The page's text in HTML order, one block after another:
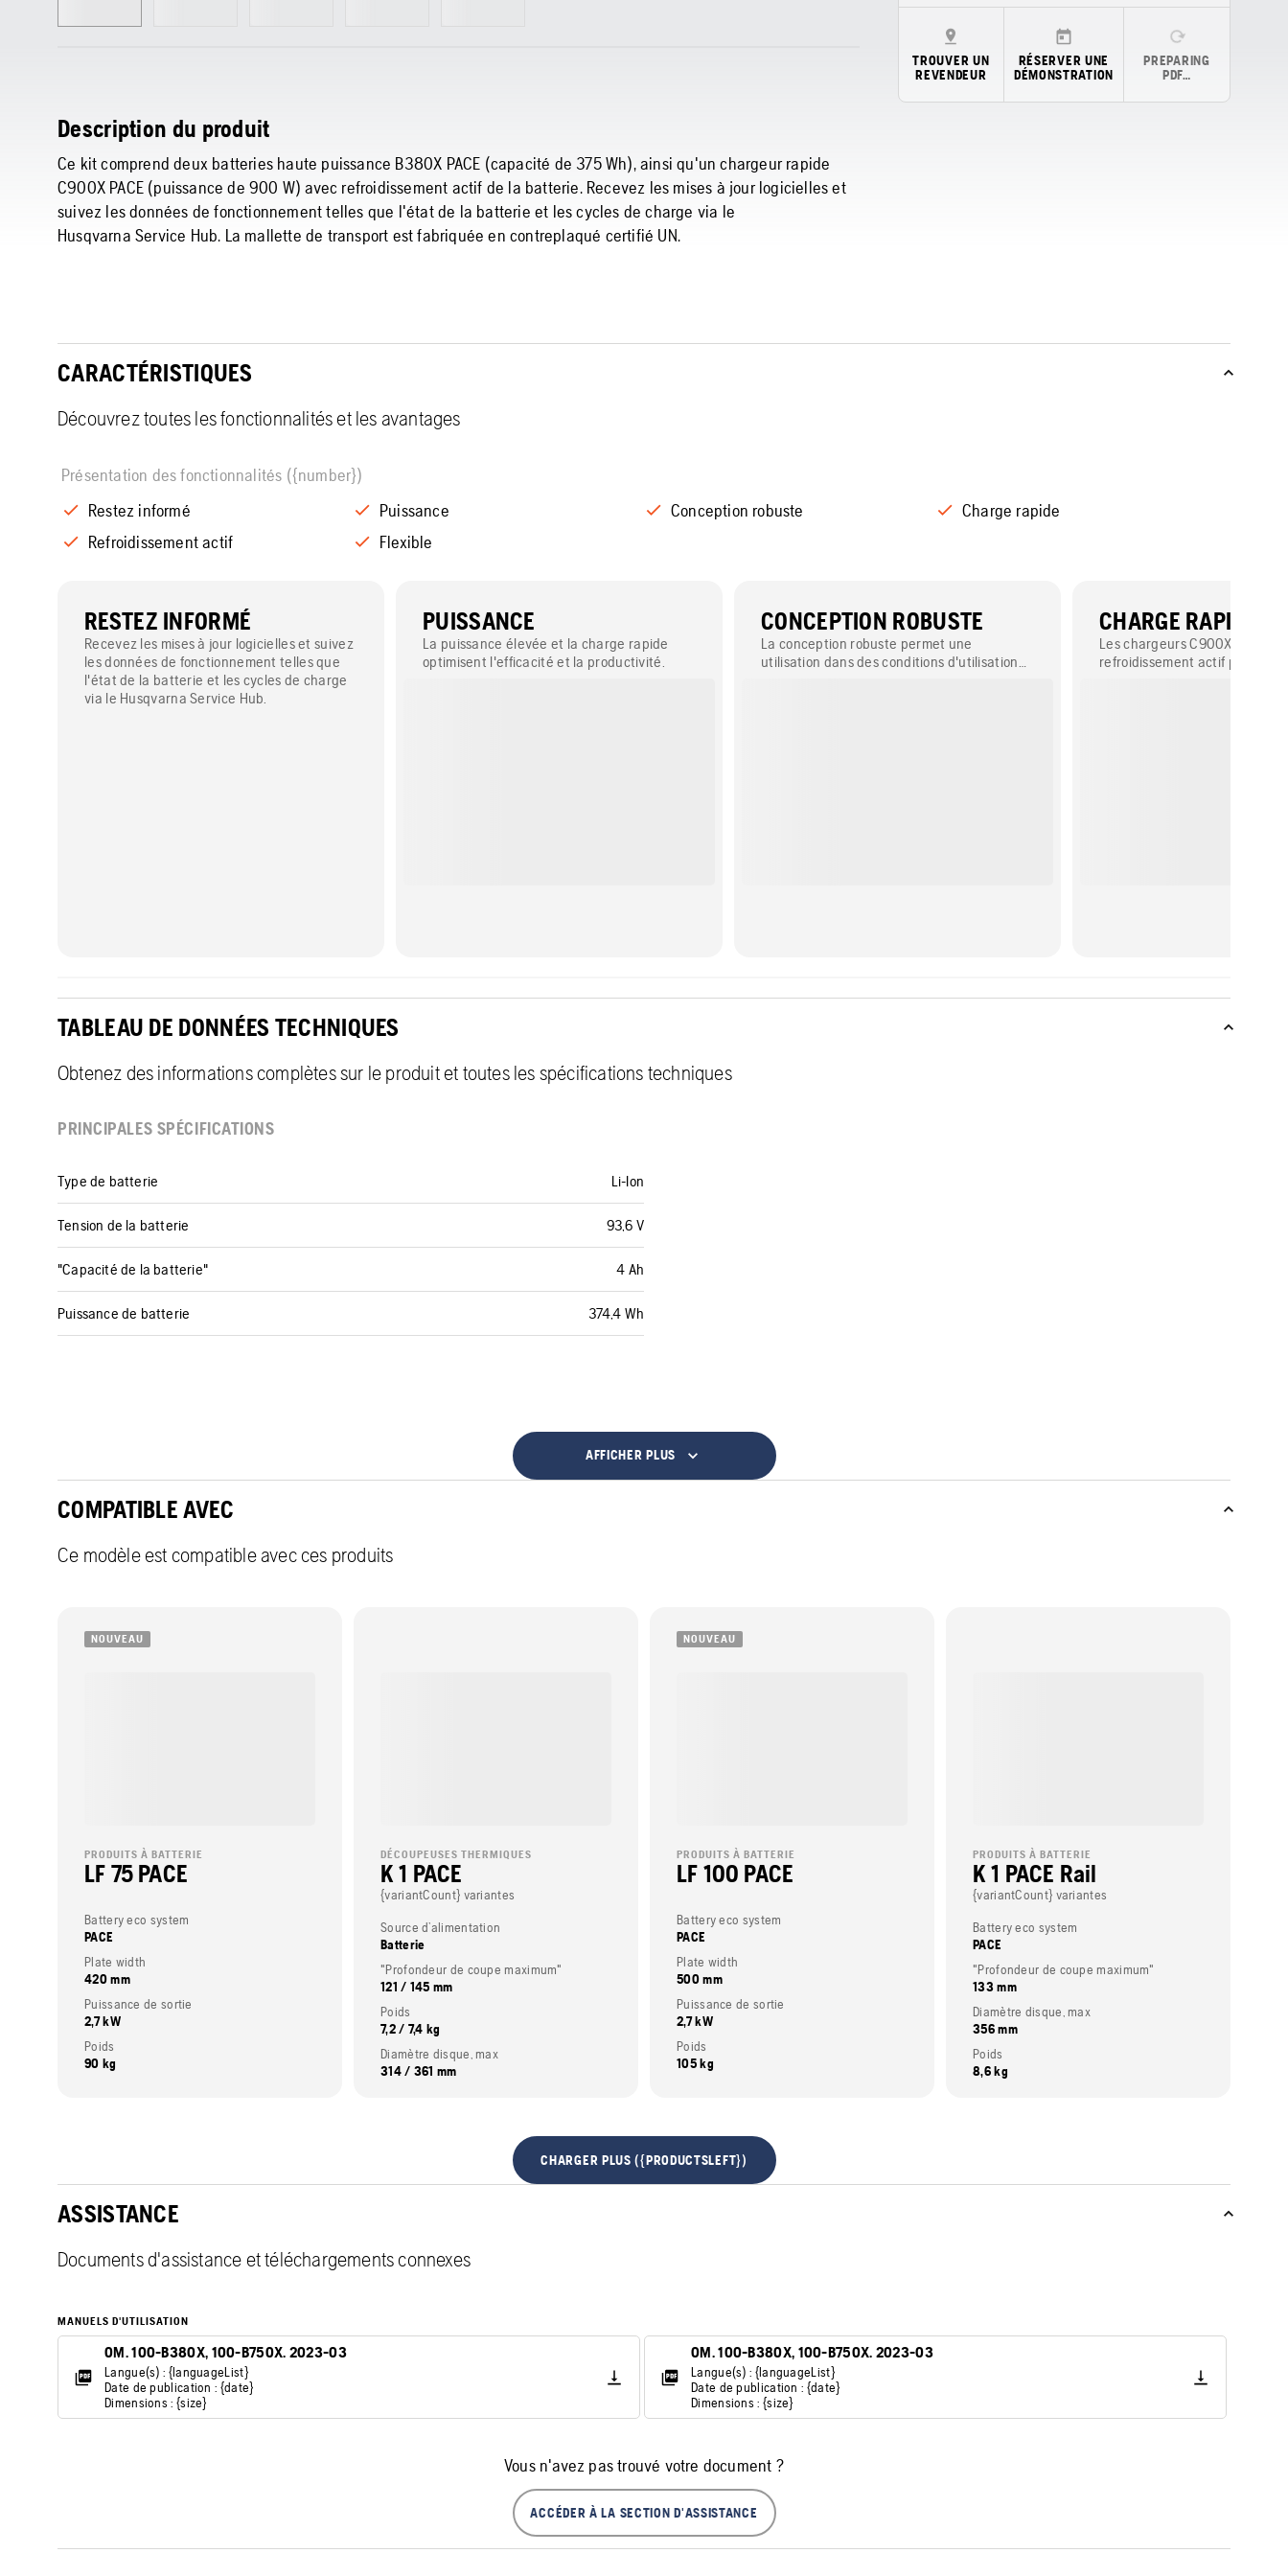
Description du produit
Ce kit comprend deux batteries haute puissance B380X PACE (capacité de 375 Wh), ainsi qu'un chargeur rapide
C900X PACE (puissance de 900 W) avec refroidissement actif de la batterie. Recevez les mises à jour logicielles et
suivez les données de fonctionnement telles que l'état de la batterie et les cycles de charge via le
Husqvarna Service Hub. La mallette de transport est fabriquée en contreplaqué certifié UN.
TROUVER UN
REVENDEUR
RÉSERVER UNE
DÉMONSTRATION
PREPARING
PDF…
CARACTÉRISTIQUES
Découvrez toutes les fonctionnalités et les avantages
Présentation des fonctionnalités ({number})
Restez informé
Puissance Conception robuste
Charge rapide
Refroidissement actif
Flexible
RESTEZ INFORMÉ
Recevez les mises à jour logicielles et suivez
les données de fonctionnement telles que
l'état de la batterie et les cycles de charge
via le Husqvarna Service Hub.
PUISSANCE
La puissance élevée et la charge rapide
optimisent l'efficacité et la productivité.
CONCEPTION ROBUSTE
La conception robuste permet une
utilisation dans des conditions d'utilisation
CHARGE RAPIDE
Les chargeurs C900X/
refroidissement actif
TABLEAU DE DONNÉES TECHNIQUES
Obtenez des informations complètes sur le produit et toutes les spécifications techniques
PRINCIPALES SPÉCIFICATIONS
Type de batterie Li-Ion
Tension de la batterie 93,6 V
"Capacité de la batterie" 4 Ah
Puissance de batterie 374,4 Wh
AFFICHER PLUS
COMPATIBLE AVEC
Ce modèle est compatible avec ces produits
NOUVEAU
PRODUITS À BATTERIE
LF 75 PACE
Battery eco system
PACE
Plate width
420 mm
Puissance de sortie
2,7 kW
Poids
90 kg
DÉCOUPEUSES THERMIQUES
K 1 PACE
{variantCount} variantes
Source d’alimentation
Batterie
"Profondeur de coupe maximum"
121 / 145 mm
Poids
7,2 / 7,4 kg
Diamètre disque, max
314 / 361 mm
NOUVEAU
PRODUITS À BATTERIE
LF 100 PACE
Battery eco system
PACE
Plate width
500 mm
Puissance de sortie
2,7 kW
Poids
105 kg
PRODUITS À BATTERIE
K 1 PACE Rail
{variantCount} variantes
Battery eco system
PACE
"Profondeur de coupe maximum"
133 mm
Diamètre disque, max
356 mm
Poids
8,6 kg
CHARGER PLUS ({PRODUCTSLEFT})
ASSISTANCE
Documents d'assistance et téléchargements connexes
MANUELS D'UTILISATION
OM. 100-B380X, 100-B750X. 2023-03
Langue(s) : {languageList}
Date de publication : {date}
Dimensions : {size}
OM. 100-B380X, 100-B750X. 2023-03
Langue(s) : {languageList}
Date de publication : {date}
Dimensions : {size}
Vous n'avez pas trouvé votre document ?
ACCÉDER À LA SECTION D'ASSISTANCE